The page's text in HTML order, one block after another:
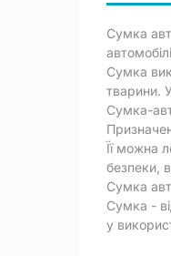
Сумка
Сумка
тварини.
Сумка-
Її можна
безпеки,
Сумка
Сумка -
у